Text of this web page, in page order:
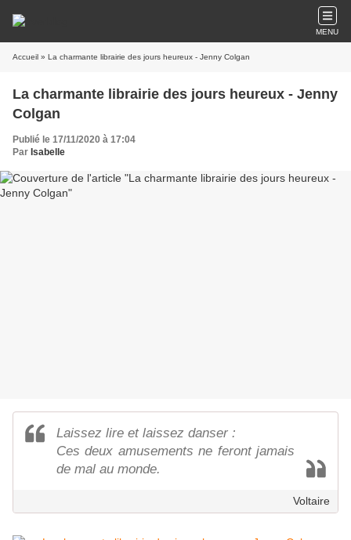
MENU
Accueil » La charmante librairie des jours heureux - Jenny Colgan
La charmante librairie des jours heureux - Jenny
Colgan
Publié le 17/11/2020 à 17:04
Par Isabelle
Laissez lire et laissez danser :
Ces deux amusements ne feront jamais
de mal au monde.
Voltaire